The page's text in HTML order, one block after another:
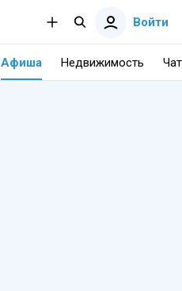
Войти
Афиша Недвижимость Чат